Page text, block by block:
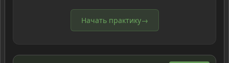
Начать практику→